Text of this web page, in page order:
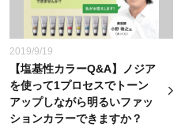
2019/9/19
【塩基性カラーQ&A】ノジア
を使って1プロセスでトーン
アップしながら明るいファッ
ションカラーできますか？